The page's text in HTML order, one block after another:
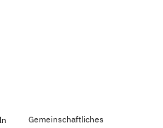
Gemeinschaftliches